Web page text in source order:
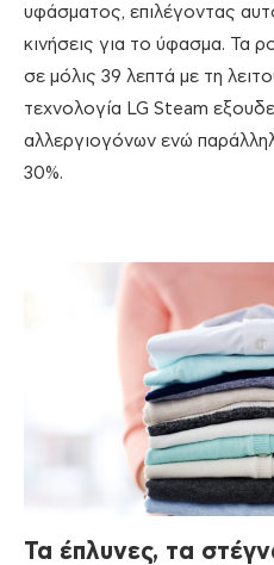
υφάσματος, επιλέγοντας
κινήσεις για το ύφασμα. Τα
σε μόλις 39 λεπτά με τη
τεχνολογία LG Steam
αλλεργιογόνων ενώ
30%.
Τα έπλυνες, τα